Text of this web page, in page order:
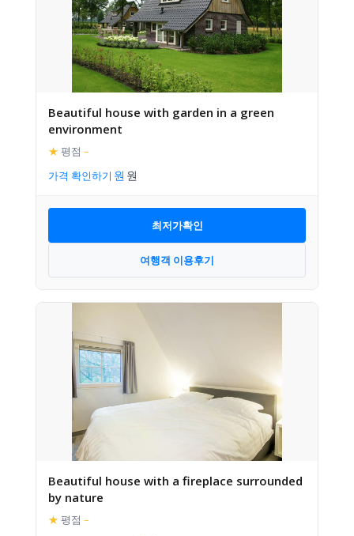
Beautiful house with garden in a green
environment
★ 평점 –
가격 확인하기
최저가확인
여행객 이용후기
Beautiful house with a fireplace surrounded
by nature
★ 평점 –